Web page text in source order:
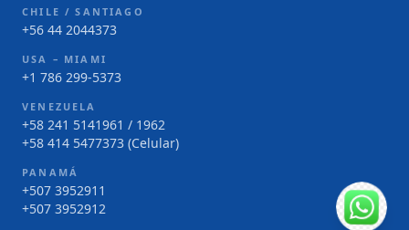
CHILE / SANTIAGO
+56 44 2044373
USA – MIAMI
+1 786 299-5373
VENEZUELA
+58 241 5141961 / 1962
+58 414 5477373 (Celular)
PANAMÁ
+507 3952911
+507 3952912